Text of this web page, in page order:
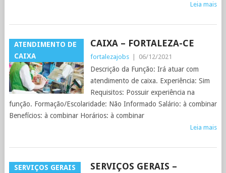
Leia mais
ATENDIMENTO DE
CAIXA
CAIXA – FORTALEZA-CE
fortalezajobs 06/12/2021
Descrição da Função: Irá atuar com
atendimento de caixa. Experiência: Sim
Requisitos: Possuir experiência na
função. Formação/Escolaridade: Não Informado Salário: à combinar
Benefícios: à combinar Horários: à combinar
Leia mais
SERVIÇOS GERAIS
SERVIÇOS GERAIS –